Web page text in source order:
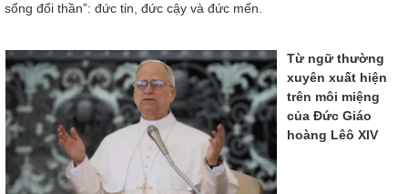
sống đối thần”: đức tin, đức cậy và đức mến.
Từ ngữ thường
xuyên xuất hiện
trên môi miệng
của Đức Giáo
hoàng Lêô XIV